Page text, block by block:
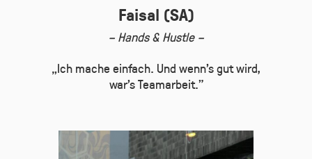
Faisal (SA)
– Hands & Hustle –
„Ich mache einfach. Und wenn’s gut wird,
war’s Teamarbeit.”